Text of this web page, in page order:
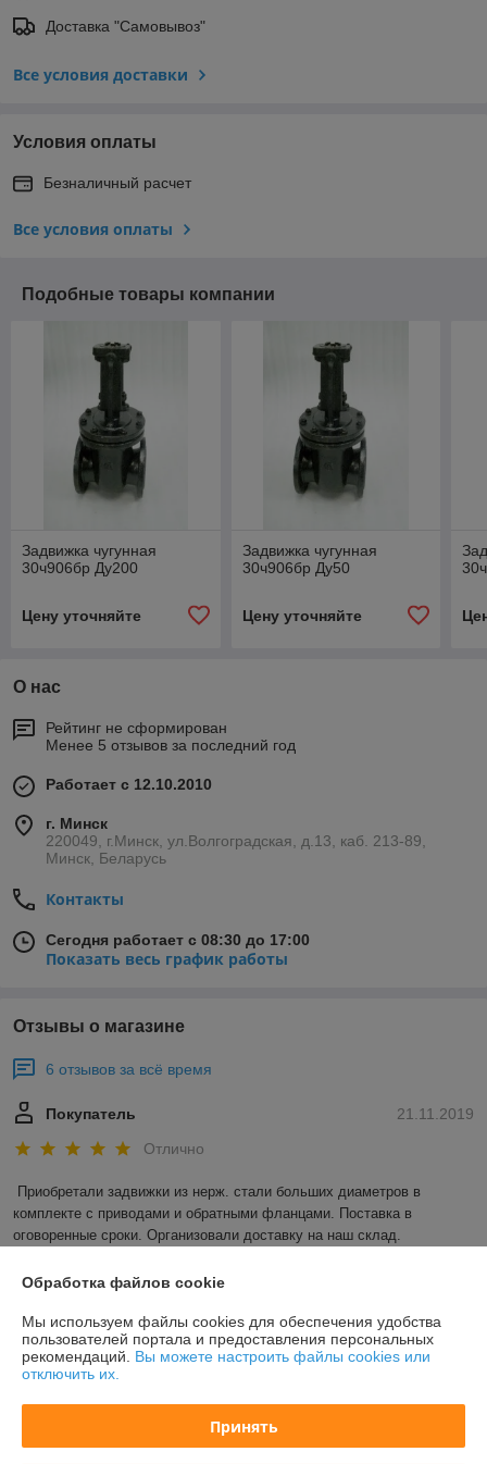
Доставка "Самовывоз"
Все условия доставки
Условия оплаты
Безналичный расчет
Все условия оплаты
Подобные товары компании
Задвижка чугунная
30ч906бр Ду200
Цену уточняйте
Задвижка чугунная
30ч906бр Ду50
Цену уточняйте
О нас
Рейтинг не сформирован
Менее 5 отзывов за последний год
Работает с 12.10.2010
г. Минск
220049, г.Минск, ул.Волгоградская, д.13, каб. 213-89,
Минск, Беларусь
Контакты
Сегодня работает с 08:30 до 17:00
Показать весь график работы
Отзывы о магазине
6 отзывов за всё время
21.11.2019
Покупатель
Отлично
Приобретали задвижки из нерж. стали больших диаметров в
комплекте с приводами и обратными фланцами. Поставка в
оговоренные сроки. Организовали доставку на наш склад.
12.04.2019
Покупатель
Компания отличная! Доставка в указанные сроки.  По стоимости всё
Обработка файлов cookie
Мы используем файлы cookies для обеспечения удобства
пользователей портала и предоставления персональных
рекомендаций. Вы можете настроить файлы cookies или
отключить их.
Принять